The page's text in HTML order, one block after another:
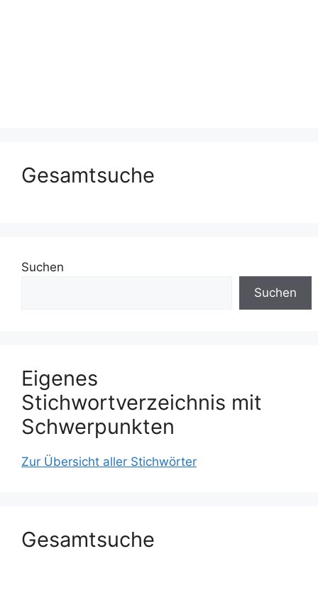
Gesamtsuche
Suchen
Suchen
Eigenes
Stichwortverzeichnis mit
Schwerpunkten
Zur Übersicht aller Stichwörter
Gesamtsuche